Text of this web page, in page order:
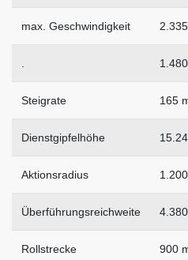
max. Geschwindigkeit
Steigrate 165
Dienstgipfelhöhe
Aktionsradius
Überführungsreichweite
Rollstrecke 900